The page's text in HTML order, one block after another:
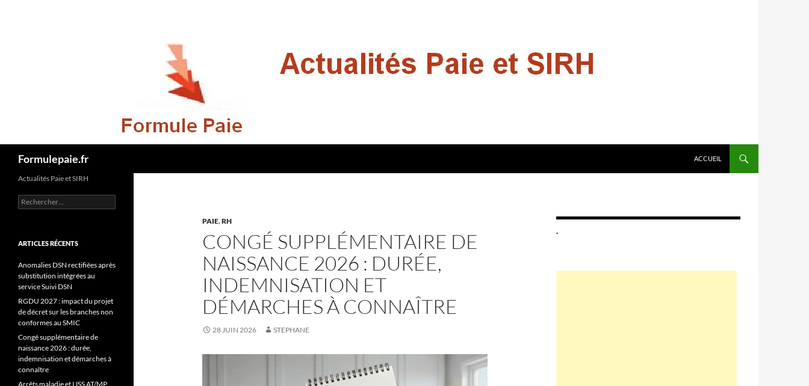
Formulepaie.fr
ACCUEIL
PAIE,RH
CONGÉ SUPPLÉMENTAIRE DE
NAISSANCE 2026 : DURÉE,
INDEMNISATION ET
DÉMARCHES À CONNAÎTRE
28 JUIN 2026 STEPHANE
.
Actualités Paie et SIRH
Rechercher :
ARTICLES RÉCENTS
Anomalies DSN rectifiées après
substitution intégrées au
service Suivi DSN
RGDU 2027 : impact du projet
de décret sur les branches non
conformes au SMIC
Congé supplémentaire de
naissance 2026 : durée,
indemnisation et démarches à
connaître
Arrêts maladie et IJSS AT/MP